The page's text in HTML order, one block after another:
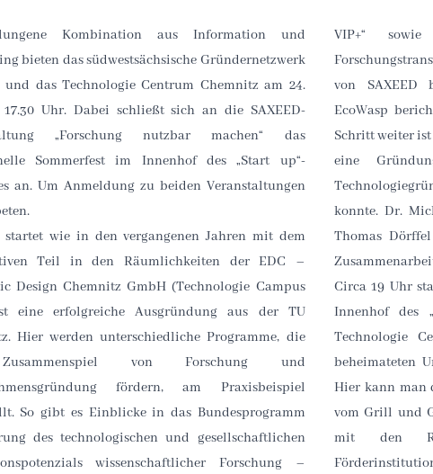
Kombination aus Information und
bieten das südwestsächsische Gründernetzwerk
und das Technologie Centrum Chemnitz am 24.
Uhr. Dabei schließt sich an die SAXEED-
„Forschung nutzbar machen“ das
Sommerfest im Innenhof des „Start up“-
an. Um Anmeldung zu beiden Veranstaltungen
startet wie in den vergangenen Jahren mit dem
Teil in den Räumlichkeiten der EDC –
Design Chemnitz GmbH (Technologie Campus
eine erfolgreiche Ausgründung aus der TU
Hier werden unterschiedliche Programme, die
von Forschung und
fördern, am Praxisbeispiel
So gibt es Einblicke in das Bundesprogramm
des technologischen und gesellschaftlichen
wissenschaftlicher Forschung –
VIP+“
von SAXEED
EcoWasp
Schritt weiter
eine
konnte. Dr.
Dörffel vom TGFS berichten im Dialog, wie die
Circa 19 Uhr
Innenhof des
Technologie
beheimateten
Hier kann man
vom Grill und
mit den